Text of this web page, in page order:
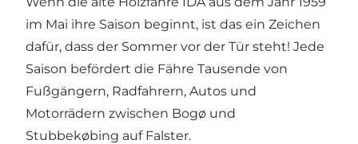
im Mai ihre Saison beginnt, ist das ein Zeichen
dafür, dass der Sommer vor der Tür steht! Jede
Saison befördert die Fähre Tausende von
Fußgängern, Radfahrern, Autos und
Motorrädern zwischen Bogø und
Stubbekøbing auf Falster.